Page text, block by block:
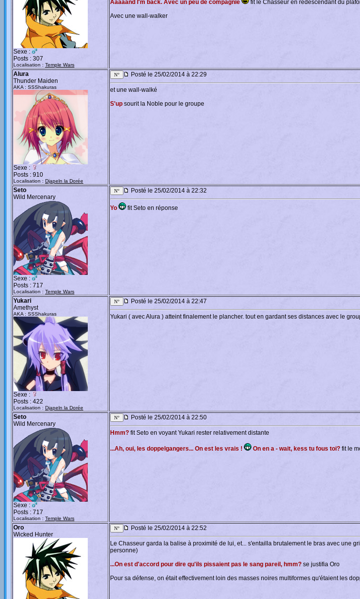
Sexe :
Posts : 307
Localisation : Temple Wars
Aaaaand I'm back. Avec un peu de compagnie
fit le Chasseur en redescendant du
Avec une wall-walker
Alura
Thunder Maiden
AKA : SSShakuras
Sexe :
Posts : 910
Localisation : Djapeln la Dorée
Posté le 25/02/2014 à 22:29
et une wall-walké
S'up sourit la Noble pour le groupe
Seto
Wild Mercenary
Sexe :
Posts : 717
Localisation : Temple Wars
Posté le 25/02/2014 à 22:32
Yo fit Seto en réponse
Yukari
Amethyst
AKA : SSShakuras
Sexe :
Posts : 422
Localisation : Djapeln la Dorée
Posté le 25/02/2014 à 22:47
Yukari ( avec Alura ) atteint finalement le plancher. tout en gardant ses distances avec le
Seto
Wild Mercenary
Sexe :
Posts : 717
Localisation : Temple Wars
Posté le 25/02/2014 à 22:50
Hmm? fit Seto en voyant Yukari rester relativement distante
...Ah, oui, les doppelgangers... On est les vrais ! On en a - wait, kess tu fous toi? fit le
Oro
Wicked Hunter
Posté le 25/02/2014 à 22:52
Le Chasseur garda la balise à proximité de lui, et... s'entailla brutalement le bras avec une
personne)
...On est d'accord pour dire qu'ils pissaient pas le sang pareil, hmm? se justifia Oro
Pour sa défense, on était effectivement loin des masses noires multiformes qu'étaient les